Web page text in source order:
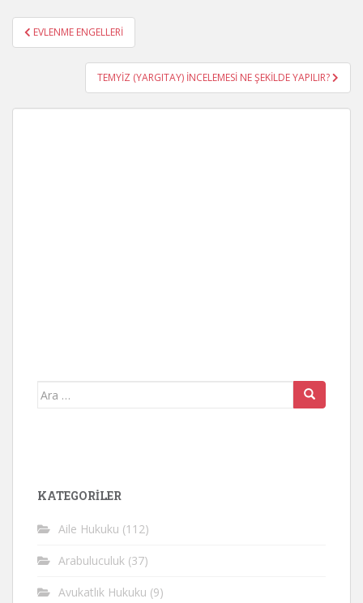
Yazı
gezinmesi
EVLENME ENGELLERİ
TEMYİZ (YARGITAY) İNCELEMESİ NE ŞEKİLDE YAPILIR?
Arama
KATEGORİLER
Aile Hukuku (112)
Arabuluculuk (37)
Avukatlık Hukuku (9)